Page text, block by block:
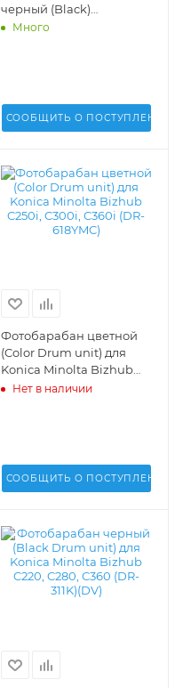
черный (Black)
универсальный (1050 г.)
Много
СООБЩИТЬ О ПОСТУПЛЕНИИ
Фотобарабан цветной
(Color Drum unit) для
Konica Minolta Bizhub
C250i, C300i, C360i (DR-
Нет в наличии
СООБЩИТЬ О ПОСТУПЛЕНИИ